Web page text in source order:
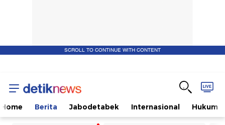
SCROLL TO CONTINUE WITH CONTENT
Home Berita Jabodetabek Internasional Hukum